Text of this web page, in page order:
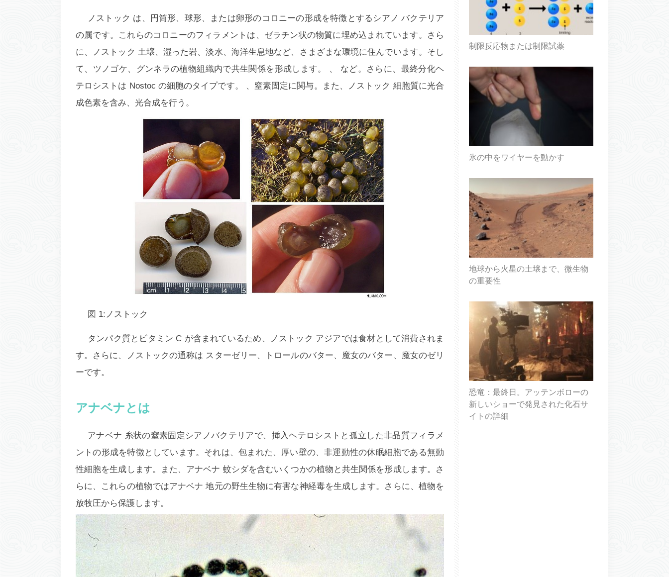
ノストック は、円筒形、球形、または卵形のコロニーの形成を特徴とするシアノ バクテリア
の属です。これらのコロニーのフィラメントは、ゼラチン状の物質に埋め込まれています。さら
に、
ノストック 土壌、湿った岩、淡水、海洋生息地など、さまざまな環境に住んでいます。そし
て、ツノゴケ、
グンネラの植物組織内で共生関係を形成します。 、
など。さらに、最終分化ヘ
テロシストは Nostoc の細胞のタイプです。 、窒素固定に関与。また、 ノストック 細胞質に光合
成色素を含み、光合成を行う。
図 1: ノストック
タンパク質とビタミン C が含まれているため、 ノストック アジアでは食材として消費されま
す。さらに、
ノストックの通称は スターゼリー、トロールのバター、魔女のバター、魔女のゼリ
ーです。
アナベナとは
アナベナ 糸状の窒素固定シアノバクテリアで、挿入ヘテロシストと孤立した非晶質フィラメ
ントの形成を特徴としています。それは、包まれた、厚い壁の、非運動性の休眠細胞である無動
性細胞を生成します。また、 アナベナ 蚊シダを含むいくつかの植物と共生関係を形成します。さ
らに、これらの植物ではアナベナ 地元の野生生物に有害な神経毒を生成します。さらに、植物を
放牧圧から保護します。
制限反応物または制限試薬
氷の中をワイヤーを動かす
地球から火星の土壌まで、微生物
の重要性
恐竜：最終日。アッテンボローの
新しいショーで発見された化石サ
イトの詳細